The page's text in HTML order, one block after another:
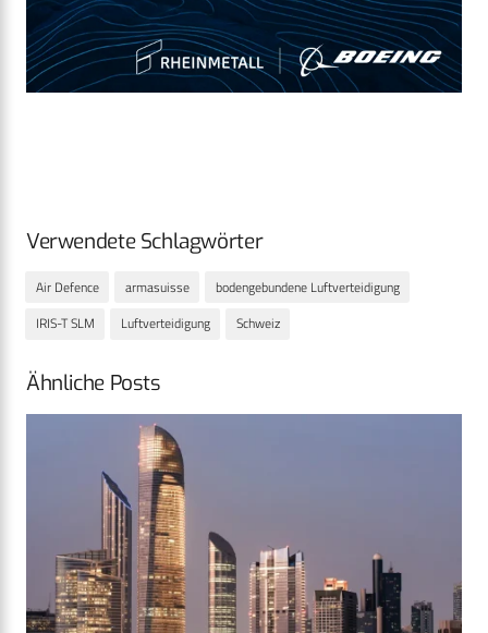
Verwendete Schlagwörter
Air Defence armasuisse
bodengebundene Luftverteidigung
IRIS-T SLM
Luftverteidigung Schweiz
Ähnliche Posts